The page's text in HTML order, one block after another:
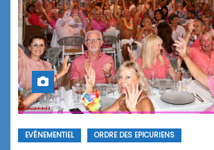
EVÉNEMENTIEL ORDRE DES EPICURIENS